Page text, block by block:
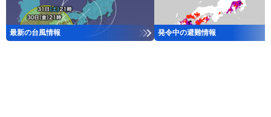
最新の台風情報 発令中の避難情報